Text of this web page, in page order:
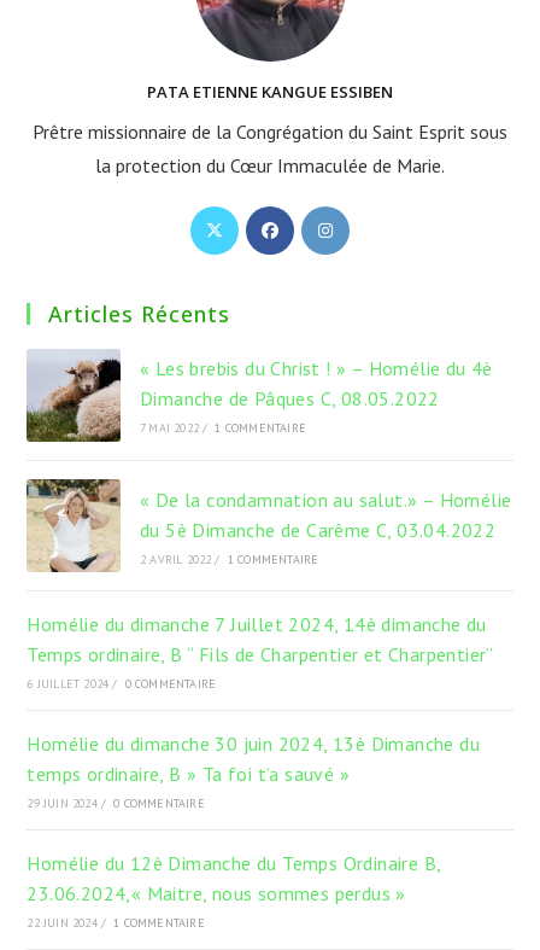
PATA ETIENNE KANGUE ESSIBEN
Prêtre missionnaire de la Congrégation du Saint Esprit sous
la protection du Cœur Immaculée de Marie.
S’ouvre
dans
S’ouvre
dans
S’ouvre
Articles Récents
« Les brebis du Christ ! » – Homélie du 4è
Dimanche de Pâques C, 08.05.2022
7 MAI 2022 / 1 COMMENTAIRE
« De la condamnation au salut.» – Homélie
du 5è Dimanche de Carême C, 03.04.2022
2 AVRIL 2022 / 1 COMMENTAIRE
Homélie du dimanche 7 Juillet 2024, 14è dimanche du
Temps ordinaire, B “ Fils de Charpentier et Charpentier”
6 JUILLET 2024 / 0 COMMENTAIRE
Homélie du dimanche 30 juin 2024, 13è Dimanche du
temps ordinaire, B » Ta foi t’a sauvé »
29 JUIN 2024 / 0 COMMENTAIRE
Homélie du 12è Dimanche du Temps Ordinaire B,
23.06.2024,« Maitre, nous sommes perdus »
22 JUIN 2024 / 1 COMMENTAIRE